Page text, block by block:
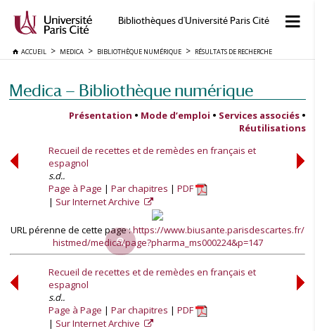
Bibliothèques d'Université Paris Cité
ACCUEIL MEDICA BIBLIOTHÈQUE NUMÉRIQUE RÉSULTATS DE RECHERCHE
Medica — Bibliothèque numérique
Présentation • Mode d’emploi • Services associés •
Réutilisations
Recueil de recettes et de remèdes en français et
espagnol
s.d..
Page à Page
Par chapitres
PDF
Sur Internet Archive
URL pérenne de cette page :https://www.biusante.parisdescartes.fr/
histmed/medica/page?pharma_ms000224&p=147
Recueil de recettes et de remèdes en français et
espagnol
s.d..
Page à Page
Par chapitres
PDF
Sur Internet Archive